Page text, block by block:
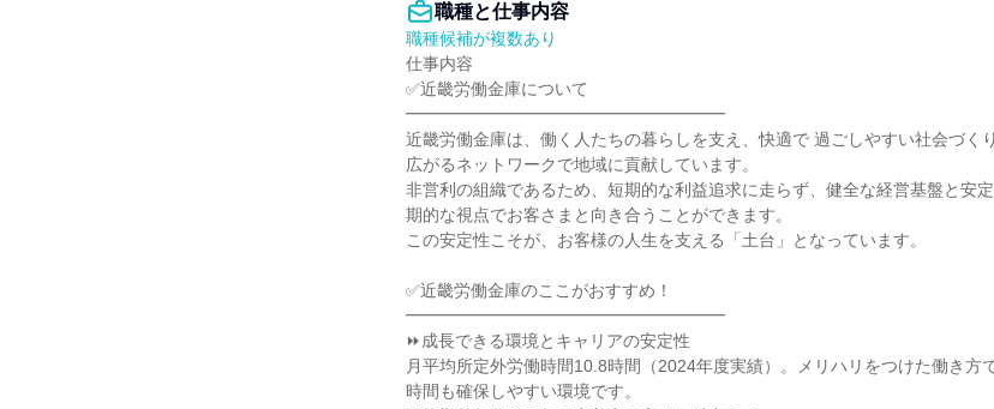
職種と仕事内容
職種候補が複数あり
仕事内容
✅近畿労働金庫について
━━━━━━━━━━━━━━━━━━━
近畿労働金庫は、働く人たちの暮らしを支え、快適で 過ごしやすい社会づく
広がるネットワークで地域に貢献しています。
非営利の組織であるため、短期的な利益追求に走らず、健全な経営基盤と安
期的な視点でお客さまと向き合うことができます。
この安定性こそが、お客様の人生を支える「土台」となっています。
✅近畿労働金庫のここがおすすめ！
━━━━━━━━━━━━━━━━━━━
⏩成長できる環境とキャリアの安定性
月平均所定外労働時間10.8時間（2024年度実績）。メリハリをつけた働き方
時間も確保しやすい環境です。